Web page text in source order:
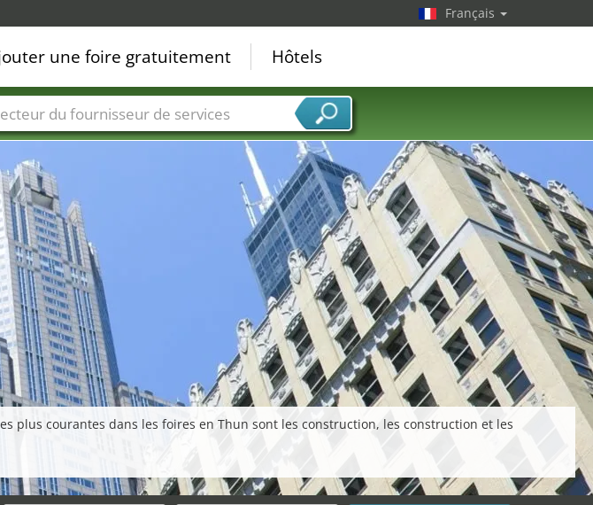
plus courantes dans les foires en Thun sont les construction, les construction et les
Français
une foire gratuitement Hôtels
Secteurs du fournisseur de services